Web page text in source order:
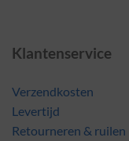
Klantenservice
Verzendkosten
Levertijd
Retourneren & ruilen